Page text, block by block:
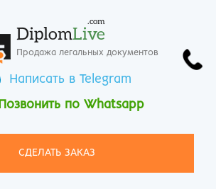
DiplomLive
.com
Продажа легальных документов
Написать в Telegram
Позвонить по Whatsapp
СДЕЛАТЬ ЗАКАЗ